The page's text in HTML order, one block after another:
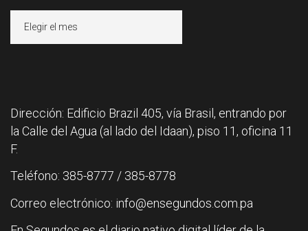
Dirección: Edificio Brazil 405, vía Brasil, entrando por
la Calle del Agua (al lado del Idaan), piso 11, oficina 11
F.
Teléfono: 385-8777 / 385-8778
Correo electrónico: info@ensegundos.com.pa